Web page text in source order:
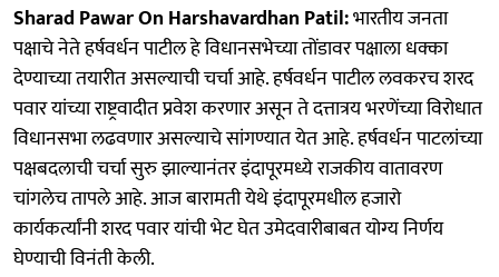
Sharad Pawar On Harshavardhan Patil:भारतीय जनता
पक्षाचे नेते हर्षवर्धन पाटील हे विधानसभेच्या तोंडावर पक्षाला धक्का
देण्याच्या तयारीत असल्याची चर्चा आहे. हर्षवर्धन पाटील लवकरच शरद
पवार यांच्या राष्ट्रवादीत प्रवेश करणार असून ते दत्तात्रय भरणेंच्या विरोधात
विधानसभा लढवणार असल्याचे सांगण्यात येत आहे. हर्षवर्धन पाटलांच्या
पक्षबदलाची चर्चा सुरु झाल्यानंतर इंदापूरमध्ये राजकीय वातावरण
चांगलेच तापले आहे. आज बारामती येथे इंदापूरमधील हजारो
कार्यकर्त्यांनी शरद पवार यांची भेट घेत उमेदवारीबाबत योग्य निर्णय
घेण्याची विनंती केली.